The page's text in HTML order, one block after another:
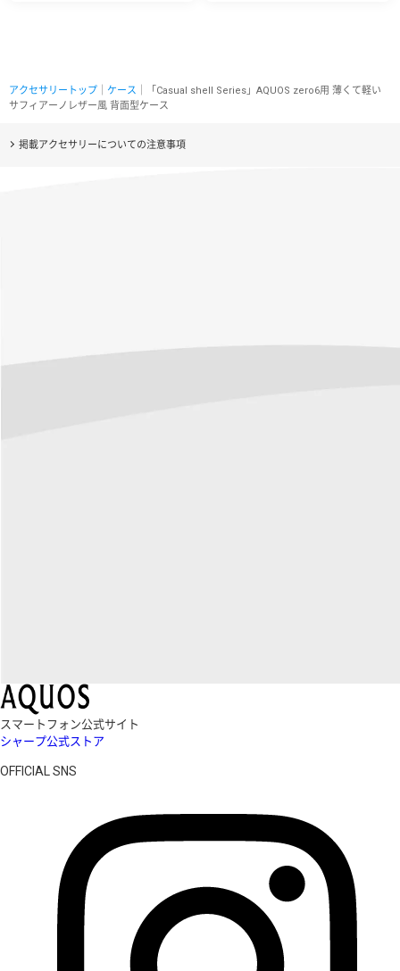
アクセサリートップ ケース ｜「Casual shell Series」AQUOS zero6用 薄くて軽い
サフィアーノレザー風 背面型ケース
掲載アクセサリーについての注意事項
スマートフォン公式サイト
シャープ公式ストア
OFFICIAL SNS